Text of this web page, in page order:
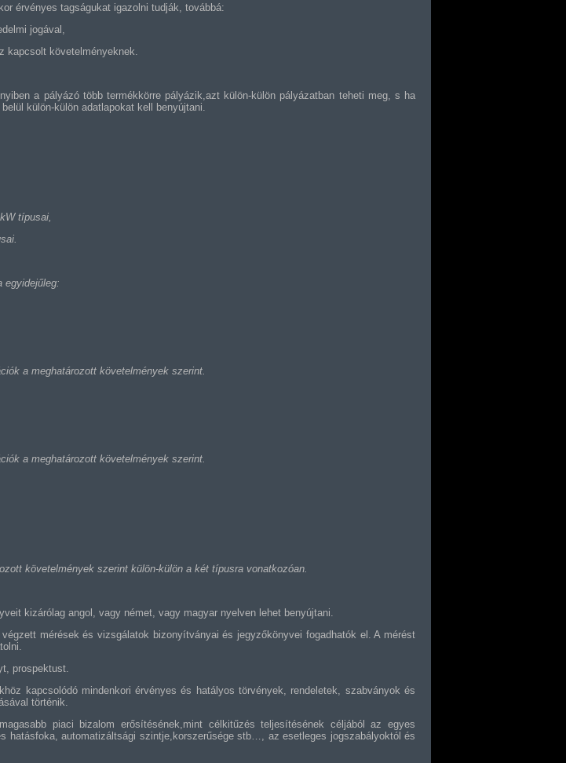
érvényes tagságukat igazolni tudják, továbbá:
jogával,
kapcsolt követelményeknek.
a pályázó több termékkörre pályázik,azt külön-külön pályázatban teheti meg, s ha
külön-külön adatlapokat kell benyújtani.
típusai,
egyidejűleg:
a meghatározott követelmények szerint.
a meghatározott követelmények szerint.
követelmények szerint külön-külön a két típusra vonatkozóan.
kizárólag angol, vagy német, vagy magyar nyelven lehet benyújtani.
mérések és vizsgálatok bizonyítványai és jegyzőkönyvei fogadhatók el. A mérést
prospektust.
kapcsolódó mindenkori érvényes és hatályos törvények, rendeletek, szabványok és
történik.
piaci bizalom erősítésének,mint célkitűzés teljesítésének céljából az egyes
hatásfoka, automatizáltsági szintje,korszerűsége stb…, az esetleges jogszabályoktól és